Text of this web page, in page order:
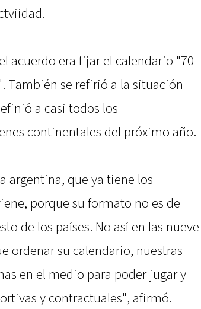
acuerdo era fijar el calendario "70
También se refirió a la situación
a casi todos los
continentales del próximo año.
argentina, que ya tiene los
porque su formato no es de
de los países. No así en las nueve
ordenar su calendario, nuestras
en el medio para poder jugar y
y contractuales", afirmó.